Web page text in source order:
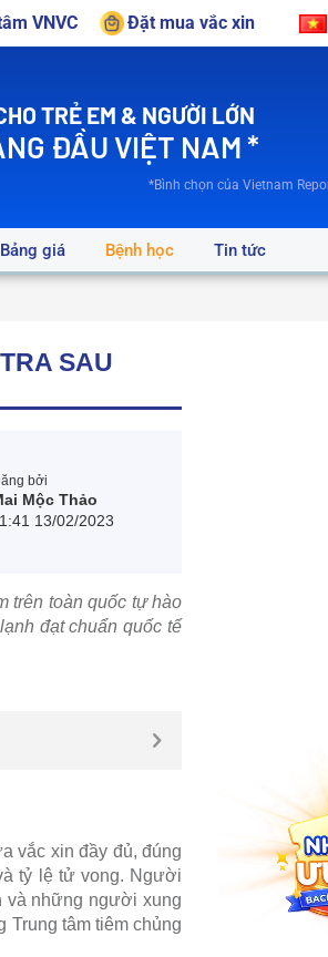
VNVC Đặt mua vắc xin
TRẺ EM & NGƯỜI LỚN
ĐẦU VIỆT NAM *
*Bình chọn của Vietnam
Bảng giá Bệnh học Tin tức
SAU
bởi
Mộc Thảo
13/02/2023
trên toàn quốc tự hào
đạt chuẩn quốc tế
vắc xin đầy đủ, đúng
tỷ lệ tử vong. Người
và những người xung
Trung tâm tiêm chủng